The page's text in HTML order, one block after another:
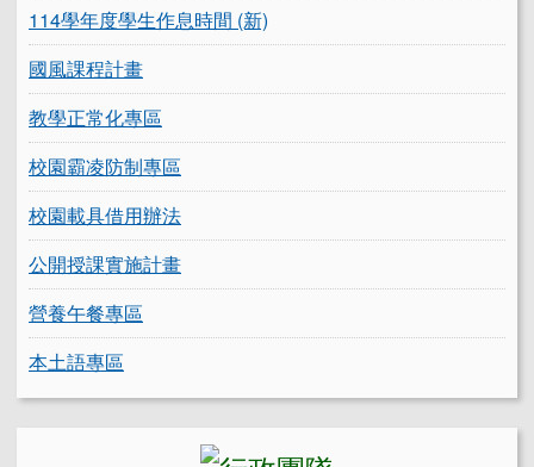
114學年度學生作息時間 (新)
國風課程計畫
教學正常化專區
校園霸凌防制專區
校園載具借用辦法
公開授課實施計畫
營養午餐專區
本土語專區